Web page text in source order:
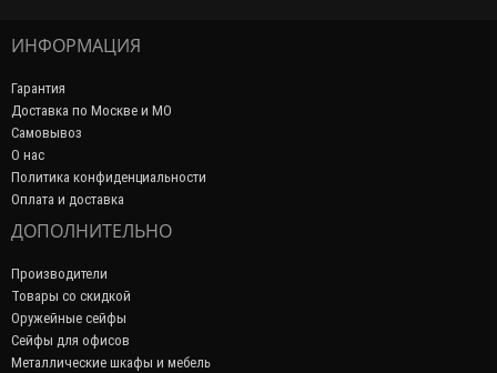
ИНФОРМАЦИЯ
Гарантия
Доставка по Москве и МО
Самовывоз
О нас
Политика конфиденциальности
Оплата и доставка
ДОПОЛНИТЕЛЬНО
Производители
Товары со скидкой
Оружейные сейфы
Сейфы для офисов
Металлические шкафы и мебель